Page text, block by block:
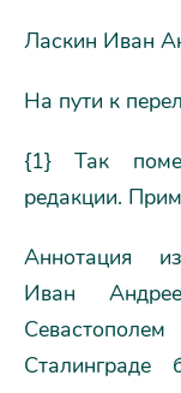
Ласкин Иван
На пути к
{1} Так
редакции.
Аннотация
Иван